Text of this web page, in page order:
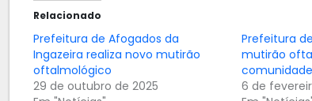
Relacionado
Prefeitura de Afogados da
Ingazeira realiza novo mutirão
oftalmológico
29 de outubro de 2025
Prefeitura
mutirão
6 de